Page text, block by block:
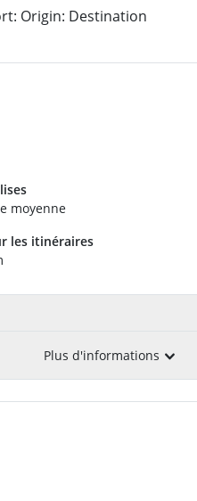
Origin: Destination
moyenne
les itinéraires
Plus d'informations